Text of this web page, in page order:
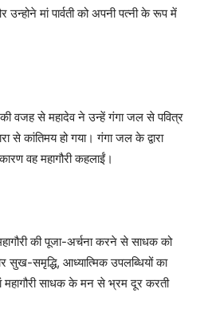
मां पार्वती को अपनी पत्नी के रूप में
वजह से महादेव ने उन्हें गंगा जल से पवित्र
से कांतिमय हो गया। गंगा जल के द्वारा
वह महागौरी कहलाईं।
महागौरी की पूजा-अर्चना करने से साधक को
समृद्धि, आध्यात्मिक उपलब्धियों का
महागौरी साधक के मन से भ्रम दूर करती